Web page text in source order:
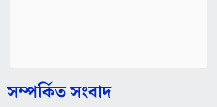
সম্পর্কিত সংবাদ